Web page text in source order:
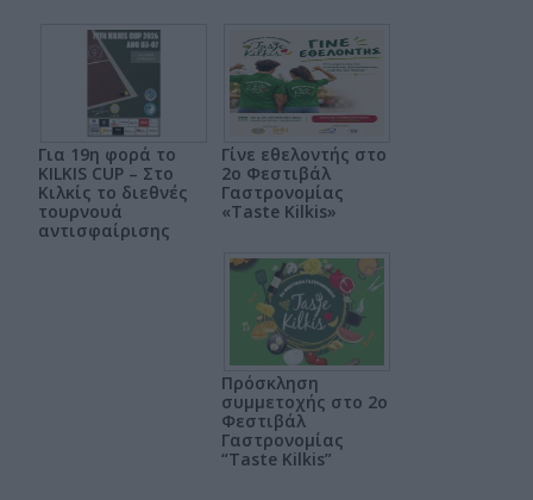
Για 19η φορά το
KILKIS CUP – Στο
Κιλκίς το διεθνές
τουρνουά
αντισφαίρισης
Γίνε εθελοντής στο
2ο Φεστιβάλ
Γαστρονομίας
«Taste Kilkis»
Πρόσκληση
συμμετοχής στο 2ο
Φεστιβάλ
Γαστρονομίας
“Taste Kilkis”